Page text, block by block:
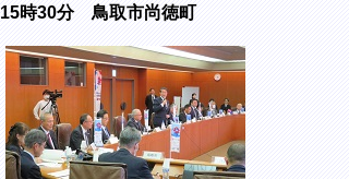
15時30分 鳥取市尚徳町